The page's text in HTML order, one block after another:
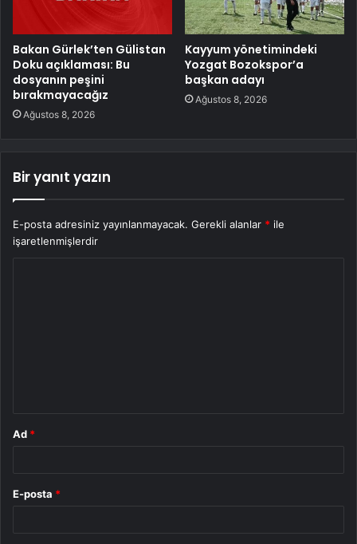
Bakan Gürlek’ten Gülistan
Doku açıklaması: Bu
dosyanın peşini
bırakmayacağız
Ağustos 8, 2026
Kayyum yönetimindeki
Yozgat Bozokspor’a
başkan adayı
Ağustos 8, 2026
Bir yanıt yazın
E-posta adresiniz yayınlanmayacak. Gerekli alanlar * ile
işaretlenmişlerdir
Ad *
E-posta *